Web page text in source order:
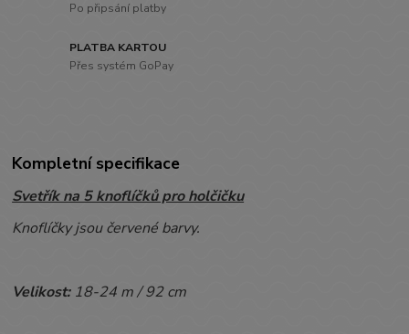
Po připsání platby
PLATBA KARTOU
Přes systém GoPay
Kompletní specifikace
Svetřík na 5 knoflíčků pro holčičku
Knoflíčky jsou červené barvy.
Velikost: 18-24 m / 92 cm